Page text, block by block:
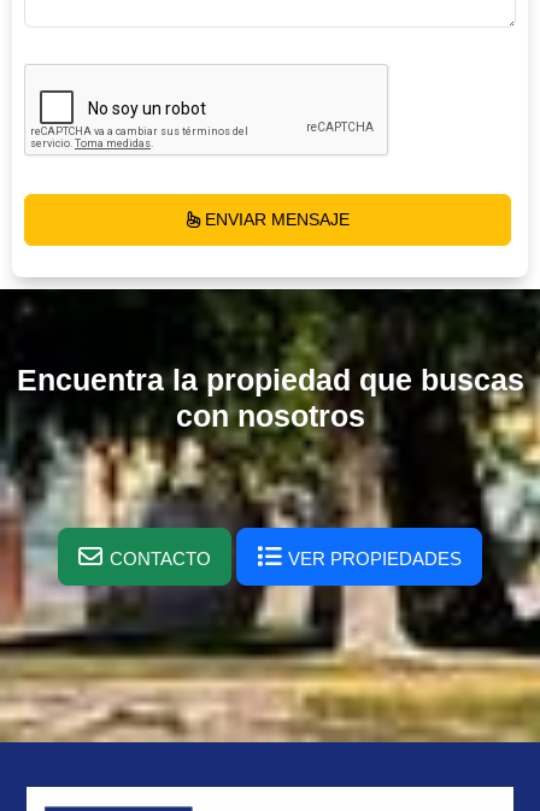
ENVIAR MENSAJE
Encuentra la propiedad que buscas
con nosotros
CONTACTO VER PROPIEDADES